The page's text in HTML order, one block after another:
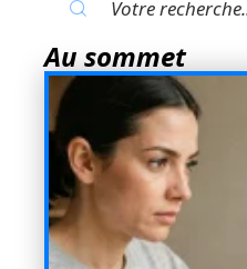
Au sommet